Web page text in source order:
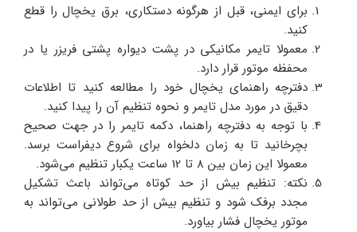
برای ایمنی، قبل از هرگونه دستکاری، برق یخچال را قطع
کنید.
معمولا تایمر مکانیکی در پشت دیواره پشتی فریزر یا در
محفظه موتور قرار دارد.
دفترچه راهنمای یخچال خود را مطالعه کنید تا اطلاعات
دقیق در مورد مدل تایمر و نحوه تنظیم آن را پیدا کنید.
با توجه به دفترچه راهنما، دکمه تایمر را در جهت صحیح
بچرخانید تا به زمان دلخواه برای شروع دیفراست برسد.
معمولا این زمان بین 8 تا 12 ساعت یکبار تنظیم می‌شود.
نکته: تنظیم بیش از حد کوتاه می‌تواند باعث تشکیل
مجدد برفک شود و تنظیم بیش از حد طولانی می‌تواند به
موتور یخچال فشار بیاورد.